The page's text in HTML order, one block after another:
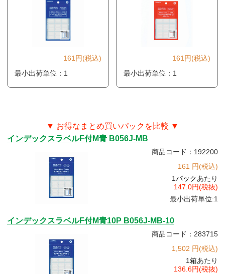
161円(税込)
最小出荷単位：1
161円(税込)
最小出荷単位：1
▼ お得なまとめ買いパックを比較 ▼
インデックスラベルF付M青 B056J-MB
商品コード：192200
161 円(税込)
1パックあたり
147.0円(税抜)
最小出荷単位:1
インデックスラベルF付M青10P B056J-MB-10
商品コード：283715
1,502 円(税込)
1箱あたり
136.6円(税抜)